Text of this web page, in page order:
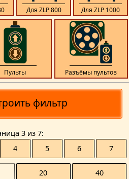
фильтр
3 из 7
4 5 6 7
20 40
Для ZLP 800 Для ZLP 1000
Пульты Разъёмы пультов